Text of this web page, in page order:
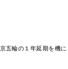
輪の１年延期を機